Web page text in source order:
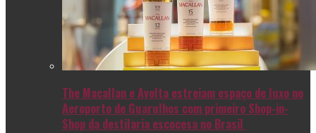
The Macallan e Avolta estreiam espaço de luxo no
Aeroporto de Guarulhos com primeiro Shop-in-
Shop da destilaria escocesa no Brasil